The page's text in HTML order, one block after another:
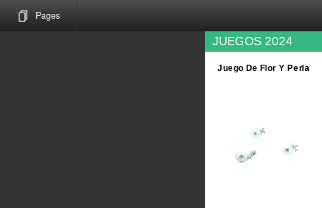
Juego De Flor Y Perla
JUEGOS 2024
Pages